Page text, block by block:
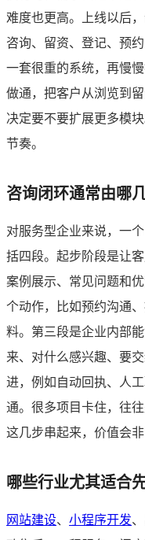
难度也更高。上线以后
咨询、留资、登记、预
一套很重的系统，再慢
做通，把客户从浏览到
决定要不要扩展更多模
节奏。
咨询闭环通常由哪
对服务型企业来说，一
括四段。起步阶段是让
案例展示、常见问题和
个动作，比如预约沟通
料。第三段是企业内部
来、对什么感兴趣、要
进，例如自动回执、人
通。很多项目卡住，往
这几步串起来，价值会非
哪些行业尤其适合
网站建设、 小程序开发